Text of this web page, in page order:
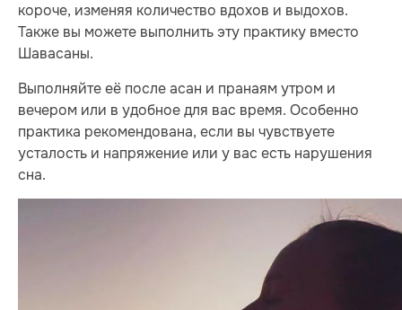
короче, изменяя количество вдохов и выдохов.
Также вы можете выполнить эту практику вместо
Шавасаны.
Выполняйте её после асан и пранаям утром и
вечером или в удобное для вас время. Особенно
практика рекомендована, если вы чувствуете
усталость и напряжение или у вас есть нарушения
сна.